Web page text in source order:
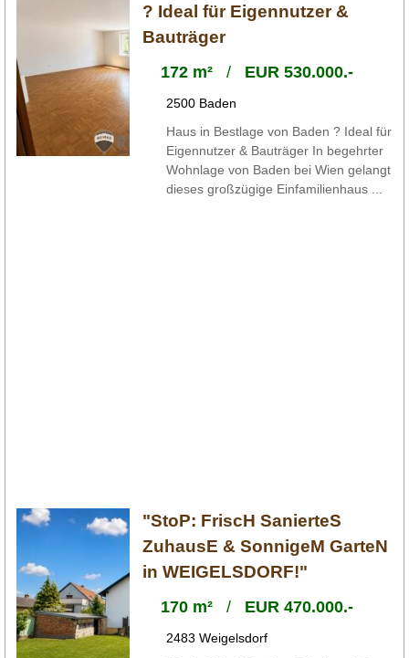
? Ideal für Eigennutzer &
Bauträger
172 m²/ EUR 530.000.-
2500 Baden
Haus in Bestlage von Baden ? Ideal für
Eigennutzer & Bauträger In begehrter
Wohnlage von Baden bei Wien gelangt
dieses großzügige Einfamilienhaus ...
"StoP: FriscH SanierteS
ZuhausE & SonnigeM GarteN
in WEIGELSDORF!"
170 m²/ EUR 470.000.-
2483 Weigelsdorf